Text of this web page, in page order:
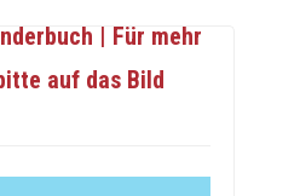
| Für mehr
auf das Bild